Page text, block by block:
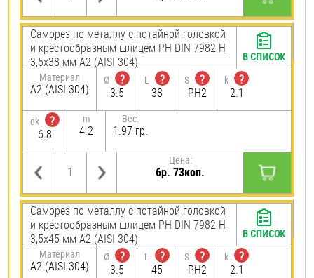
Саморез по металлу с потайной головкой
и крестообразным шлицем PH DIN 7982 H
3,5х38 мм А2 (AISI 304)
Материал
А2 (AISI 304)
Ø
?
3.5
L
?
38
S
?
PH2
k
?
2.1
dk
?
6.8
m
4.2
Вес:
1.97 гр.
Цена:
6р. 73коп.
В СПИСОК
Саморез по металлу с потайной головкой
и крестообразным шлицем PH DIN 7982 H
3,5х45 мм А2 (AISI 304)
Материал
А2 (AISI 304)
Ø
?
3.5
L
?
45
S
?
PH2
k
?
2.1
В СПИСОК